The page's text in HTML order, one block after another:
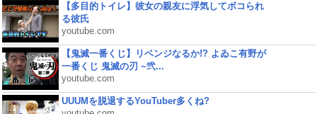
【多目的トイレ】彼女の親友に浮気してボコられ
る彼氏
youtube.com
【鬼滅一番くじ】リベンジなるか!? よゐこ有野が
一番くじ 鬼滅の刃 ~弐...
youtube.com
UUUMを脱退するYouTuber多くね?